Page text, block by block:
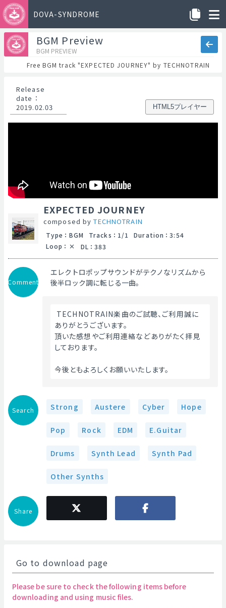
DOVA-SYNDROME
BGM Preview
BGM PREVIEW
Free BGM track "EXPECTED JOURNEY" by TECHNOTRAIN
Release
date ：
2019.02.03
HTML5プレイヤー
EXPECTED JOURNEY
composed byTECHNOTRAIN
Type ： BGM Tracks ： 1/1 Duration ： 3:54
Loop ： DL ： 383
Comment
エレクトロポップサウンドがテクノなリズムから
後半ロック調に転じる一曲。
ありがとうございます。
頂いた感想やご利用連絡などありがたく拝見
しております。
今後ともよろしくお願いいたします。
Search Strong Austere Cyber Hope
Pop Rock EDM E.Guitar
Drums Synth Lead Synth Pad
Other Synths
Share
Go to download page
Please be sure to check the following items before
downloading and using music files.